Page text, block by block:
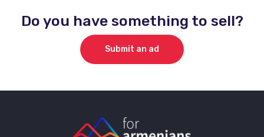
Do you have something to sell?
Submit an ad